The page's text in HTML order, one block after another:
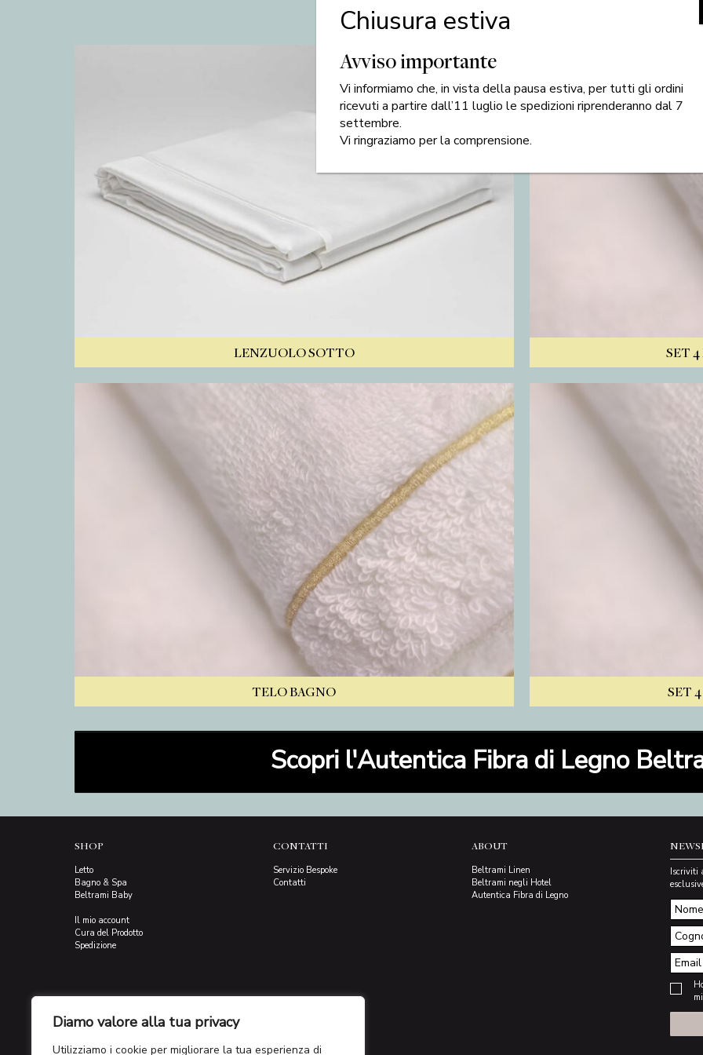
Diamo valore alla tua privacy
Utilizziamo i cookie per migliorare la tua esperienza di
LENZUOLO SOTTO SET
TELO BAGNO SET
Scopri l'Autentica Fibra di Legno
SHOP
Letto
Bagno & Spa
Beltrami Baby
Il mio account
Cura del Prodotto
Spedizione
CONTATTI
Servizio Bespoke
Contatti
ABOUT
Beltrami Linen
Beltrami negli Hotel
Autentica Fibra di Legno
Iscriviti
Chiusura estiva
Avviso importante
Vi informiamo che, in vista della pausa estiva, per tutti gli ordini
ricevuti a partire dall’11 luglio le spedizioni riprenderanno dal 7
settembre.
Vi ringraziamo per la comprensione.